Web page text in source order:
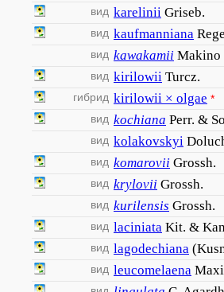
вид karelinii Griseb.
вид kaufmanniana
вид kawakamii Makino
вид kirilowii Turcz.
гибрид kirilowii × olgae *
вид kochiana Perr. &
вид kolakovskyi
вид komarovii Grossh.
вид krylovii Grossh.
вид kurilensis Grossh.
вид laciniata Kit. &
вид lagodechiana
вид leucomelaena